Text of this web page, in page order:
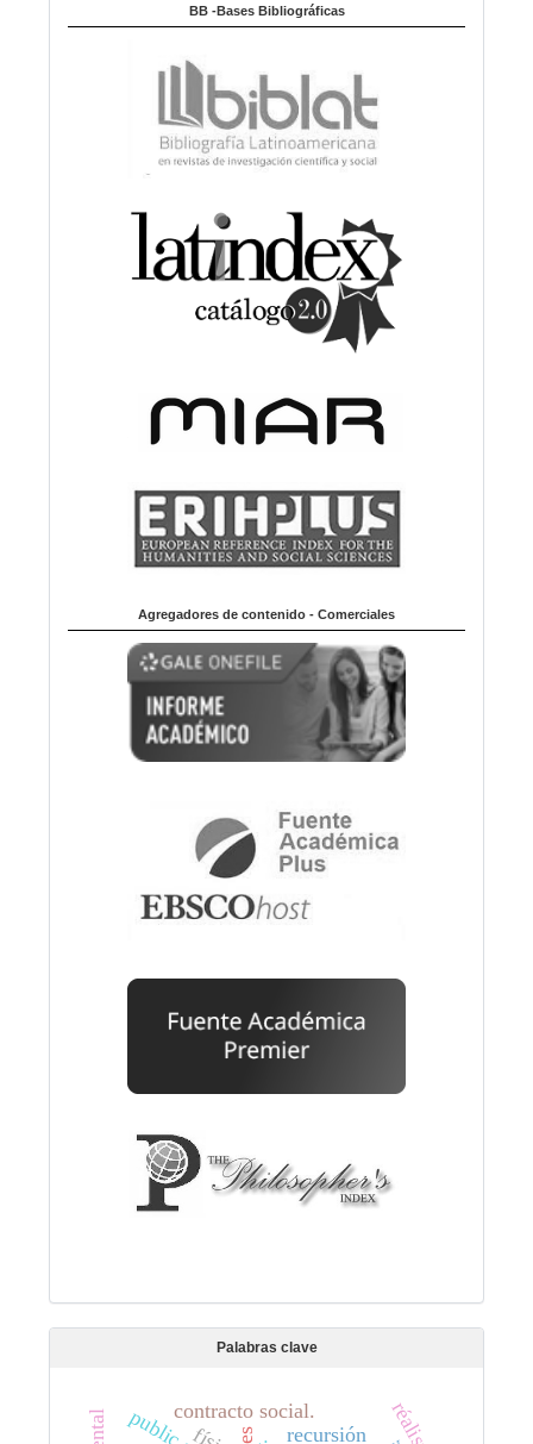
BB -Bases Bibliográficas
Agregadores de contenido - Comerciales
Palabras clave
contracto social.
recursión